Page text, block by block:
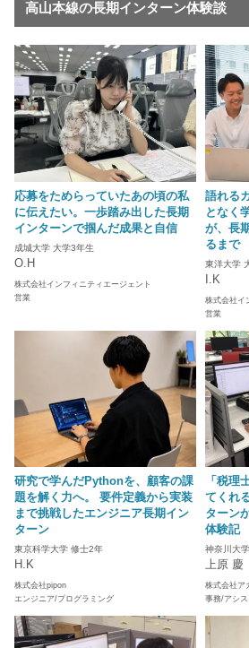
高山本線の長期インターン体験談
応募をためらっていたあの頃の私
に伝えたい。一歩踏み出した長期
インターンで掴んだ成果と自信
成城大学 大学3年生
O.H
株式会社インフィニティエージェント
営業
語れる
となく
が、長
るまで
東洋大学
I.K
株式会社イ
営業
研究で学んだPythonを、顧客の課
題を解く力へ。 要件定義から実装
まで挑戦したエンジニア長期イン
ターン
東京科学大学 修士2年
H.K
株式会社pipon
エンジニア/プログラミング
「税理
てくれ
ターン
体験記
神奈川大
上原 慶
株式会社ア
事務/アシス